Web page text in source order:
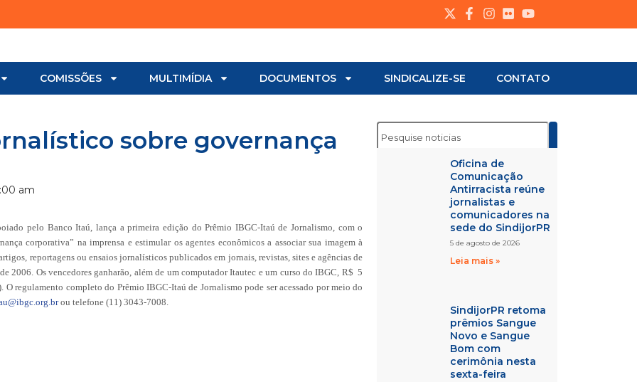
COMISSÕES MULTIMÍDIA DOCUMENTOS SINDICALIZE-SE CONTATO
sobre governança
am
pelo Banco Itaú, lança a primeira edição do Prêmio IBGC-Itaú de Jornalismo, com o
corporativa” na imprensa e estimular os agentes econômicos a associar sua imagem à
reportagens ou ensaios jornalísticos publicados em jornais, revistas, sites e agências de
2006. Os vencedores ganharão, além de um computador Itautec e um curso do IBGC, R$ 5
regulamento completo do Prêmio IBGC-Itaú de Jornalismo pode ser acessado por meio do
ou telefone (11) 3043-7008.
Oficina de
Comunicação
Antirracista reúne
jornalistas e
comunicadores na
sede do SindijorPR
5 de agosto de 2026
Leia mais »
SindijorPR retoma
prêmios Sangue
Novo e Sangue
Bom com
cerimônia nesta
sexta-feira